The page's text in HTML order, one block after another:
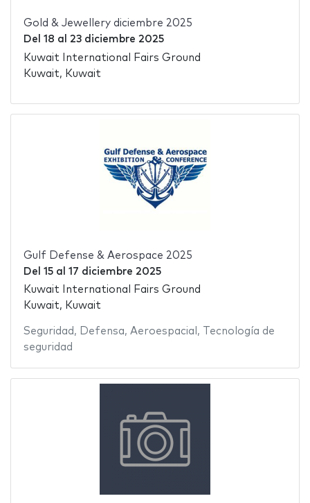
Gold & Jewellery diciembre 2025
Del 18 al 23 diciembre 2025
Kuwait International Fairs Ground
Kuwait, Kuwait
Gulf Defense & Aerospace 2025
Del 15al 17 diciembre 2025
Kuwait International Fairs Ground
Kuwait, Kuwait
Seguridad , Defensa, Aeroespacial ,
Tecnología de
seguridad